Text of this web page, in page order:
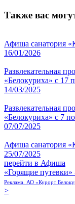
Также вас
Афиша санатория
16/01/2026
Развлекательная
«Белокуриха» с 17
14/03/2025
Развлекательная
«Белокуриха» с 7
07/07/2025
Афиша санатория
25/07/2025
перейти в Афиша
«Горящие
Реклама. АО «Курорт
>